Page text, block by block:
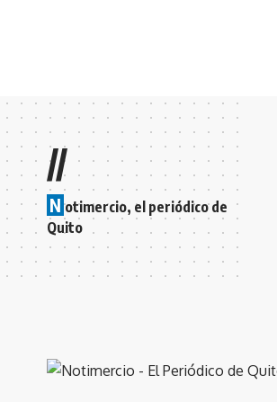
//
N otimercio, el periódico de
Quito